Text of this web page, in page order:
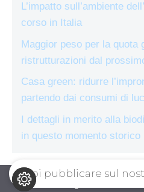
L’impatto sull’ambiente
corso in Italia
Maggior peso per la quota
ristrutturazioni dal
Casa green: ridurre
partendo dai consumi di
I dettagli in merito alla
in questo momento storico
ecologiae.com ©
Vuoi pubblicare sul